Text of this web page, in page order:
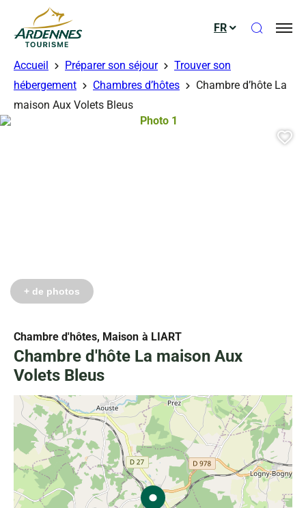
ADT des Ardennes
FR Ouvrir
Accueil Préparer son séjour
Trouver son
hébergement
Chambres d’hôtes
Chambre d’hôte La
maison Aux Volets Bleus
Chambre d'hôtes, Maison à LIART
Chambre d'hôte La maison Aux
Volets Bleus
Photo 1, © Droits gérés
+ de photos